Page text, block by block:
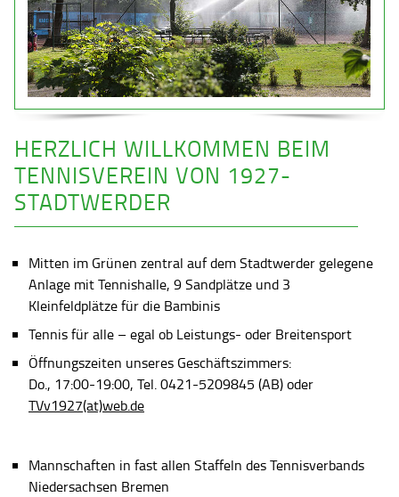
HERZLICH WILLKOMMEN BEIM
TENNISVEREIN VON 1927-
STADTWERDER
Mitten im Grünen zentral auf dem Stadtwerder gelegene
Anlage mit Tennishalle, 9 Sandplätze und 3
Kleinfeldplätze für die Bambinis
Tennis für alle – egal ob Leistungs- oder Breitensport
Öffnungszeiten unseres Geschäftszimmers:
Do., 17:00-19:00, Tel. 0421-5209845 (AB) oder
TVv1927(at)web.de
Mannschaften in fast allen Staffeln des Tennisverbands
Niedersachsen Bremen